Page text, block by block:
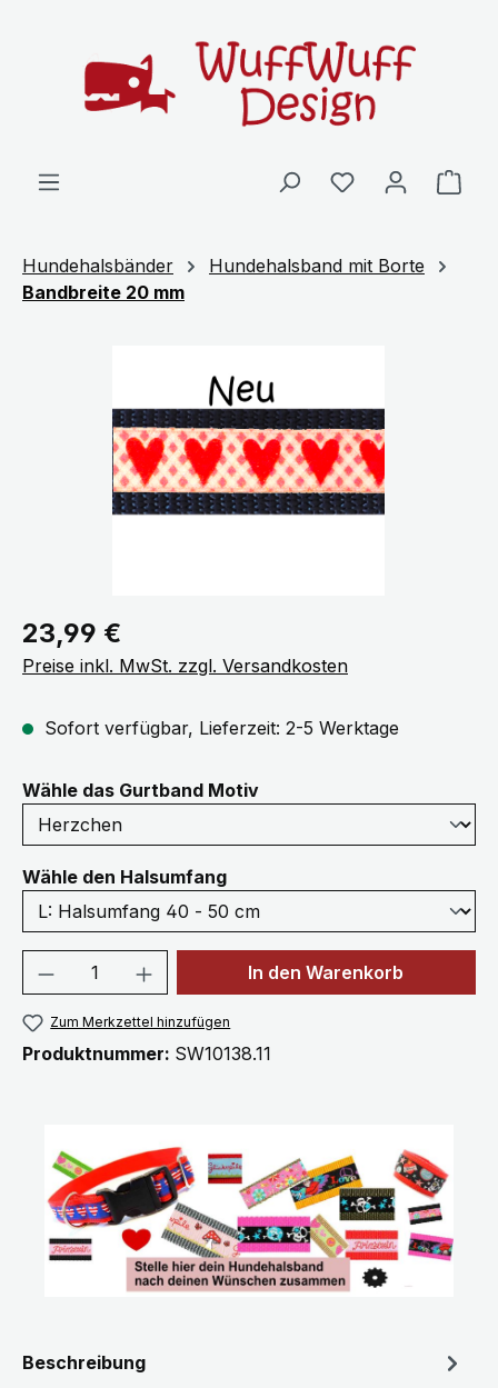
Hundehalsbänder
Hundehalsband mit Borte
Bandbreite 20 mm
Regulärer Preis:
23,99 €
Preise inkl. MwSt. zzgl. Versandkosten
Sofort verfügbar, Lieferzeit: 2-5 Werktage
Wähle das Gurtband Motivauswählen
Wähle den Halsumfangauswählen
Produkt Anzahl: Gib denIn den Warenkorb
Zum Merkzettel hinzufügen
Produktnummer: SW10138.11
Beschreibung